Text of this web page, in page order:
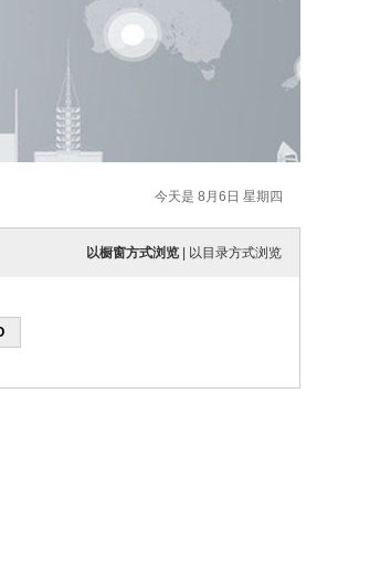
今天是 8月6日 星期四
以橱窗方式浏览 以目录方式浏览